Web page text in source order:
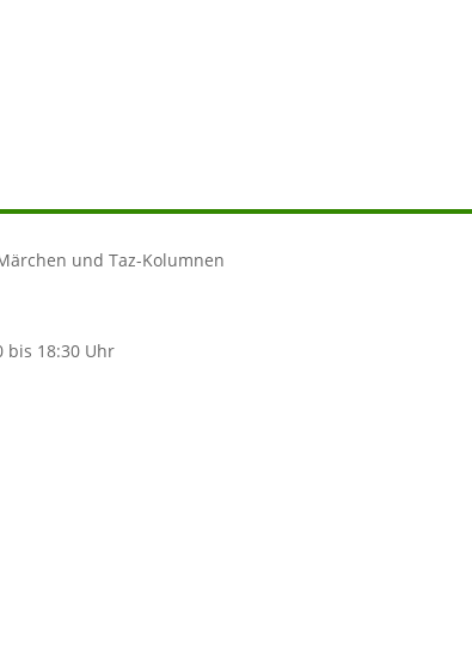
und Taz-Kolumnen
bis 18:30 Uhr